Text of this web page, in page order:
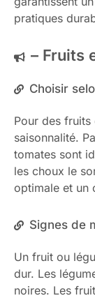
pratiques
– Fruits
Choisir
Pour des fruits
saisonnalité.
tomates sont
les choux le
optimale et un
Signes de
Un fruit ou
dur. Les
noires. Les